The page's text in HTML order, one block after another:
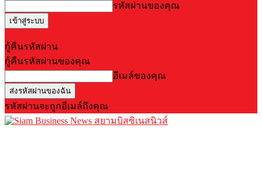
รหัสผ่านของคุณ
กู้คืนรหัสผ่าน
กู้คืนรหัสผ่านของคุณ
อีเมล์ของคุณ
รหัสผ่านจะถูกอีเมล์ถึงคุณ
สยามบิสซิเนสนิวส์